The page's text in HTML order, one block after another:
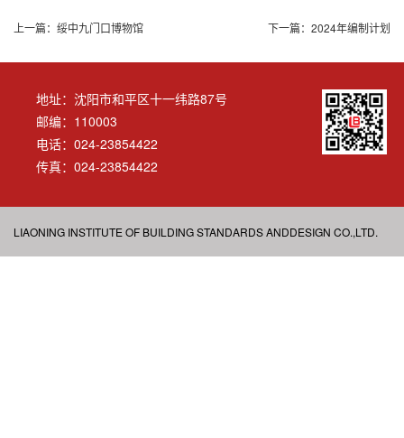
上一篇： 绥中九门口博物馆 下一篇： 2024年编制计划
地址：沈阳市和平区十一纬路87号
邮编：110003
电话：024-23854422
传真：024-23854422
LIAONING INSTITUTE OF BUILDING STANDARDS ANDDESIGN CO.,LTD.
ALL RIGHT RESERVED